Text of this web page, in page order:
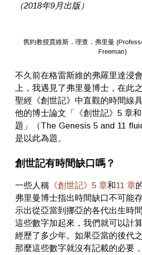
（2018年9月出版）
舊約教授賈維斯．理查．弗里曼
Freeman)
不久前在格雷斯維的弗羅里達浸
上，我遇見了弗里曼博士，在此
聖經《創世記》中直觀的時間線
他的博士論文「《創世記》5 章
題」（The Genesis 5 and 11
是以此為題。
創世記有時間缺口嗎？
一些人稱 《創世記》5 章和11 章
弗里曼博士指出時間缺口不可能
示出從亞當到挪亞的各代出生時
這些數字加起來，我們就可以計
經歷了多少年。如果亞當的後代
那麼這些數字就沒有記載的必要